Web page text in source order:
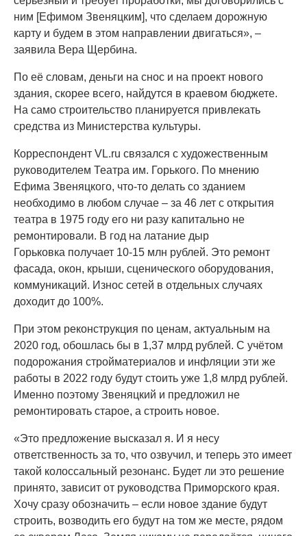
ним [Ефимом Звеняцким], что сделаем дорожную
карту и будем в этом направлении двигаться», –
заявила Вера Щербина.
По её словам, деньги на снос и на проект нового
здания, скорее всего, найдутся в краевом бюджете.
На само строительство планируется привлекать
средства из Министерства культуры.
Корреспондент VL.ru связался с художественным
руководителем Театра им. Горького. По мнению
Ефима Звеняцкого, что-то делать со зданием
необходимо в любом случае – за 46 лет с открытия
театра в 1975 году его ни разу капитально не
ремонтировали. В год на латание дыр
Горьковка получает 10-15 млн рублей. Это ремонт
фасада, окон, крыши, сценического оборудования,
коммуникаций. Износ сетей в отдельных случаях
доходит до 100%.
При этом реконструкция по ценам, актуальным на
2020 год, обошлась бы в 1,37 млрд рублей. С учётом
подорожания стройматериалов и инфляции эти же
работы в 2022 году будут стоить уже 1,8 млрд рублей.
Именно поэтому Звеняцкий и предложил не
ремонтировать старое, а строить новое.
«Это предложение высказал я. И я несу
ответственность за то, что озвучил, и теперь это имеет
такой колоссальный резонанс. Будет ли это решение
принято, зависит от руководства Приморского края.
Хочу сразу обозначить – если новое здание будут
строить, возводить его будут на том же месте, рядом